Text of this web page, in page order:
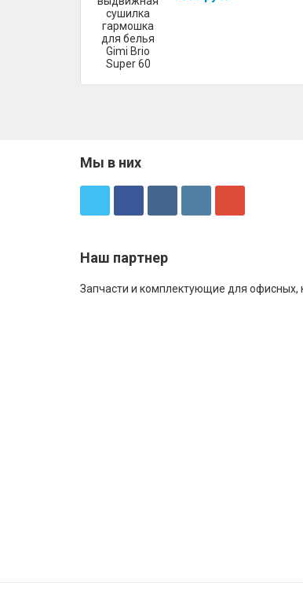
Мы в них
Наш партнер
Запчасти и комплектующие для офисных,